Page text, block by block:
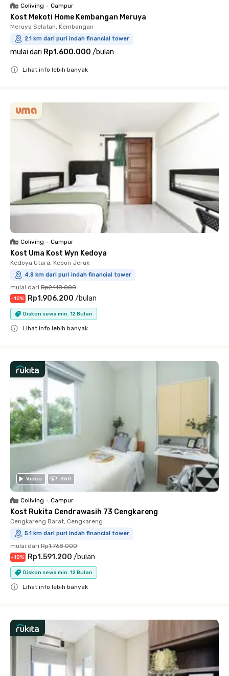
Coliving • Campur
Kost Mekoti Home Kembangan Meruya
Meruya Selatan, Kembangan
2.1 km dari puri indah financial tower
mulai dari Rp1.600.000 /bulan
Lihat info lebih banyak
Coliving • Campur
Kost Uma Kost Wyn Kedoya
Kedoya Utara, Kebon Jeruk
4.8 km dari puri indah financial tower
mulai dari Rp2.118.000
-10% Rp1.906.200 /bulan
Diskon sewa min. 12 Bulan
Lihat info lebih banyak
Video 360
Coliving • Campur
Kost Rukita Cendrawasih 73 Cengkareng
Cengkareng Barat, Cengkareng
5.1 km dari puri indah financial tower
mulai dari Rp1.768.000
-10% Rp1.591.200 /bulan
Diskon sewa min. 12 Bulan
Lihat info lebih banyak